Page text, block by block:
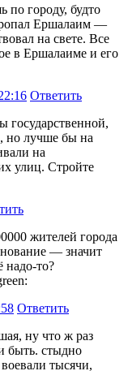
по городу, будто
Ершалаим —
на свете. Все
в Ершалаиме и его
Ответить
государственной,
но лучше бы на
на
улиц. Стройте
жителей города
— значит
надо-то?
Ответить
ну что ж раз
быть. стыдно
тысячи,